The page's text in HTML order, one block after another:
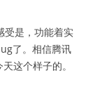
受是，功能着实
了。相信腾讯
这个样子的。